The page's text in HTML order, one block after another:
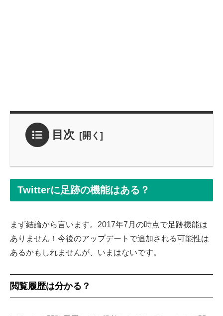
目次
Twitterに足跡の機能はある？
まず結論から言います。2017年7月の時点で足跡機能は
ありません！今後のアップデートで追加される可能性は
あるかもしれませんが、いまはないです。
閲覧履歴は分かる？